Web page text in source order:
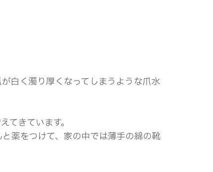
白く濁り厚くなってしまうような爪水
きています。
薬をつけて、家の中では薄手の綿の靴